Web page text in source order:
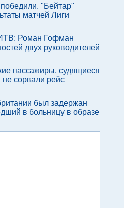
"Бейтар"
матчей Лиги
Роман Гофман
двух руководителей
пассажиры, судящиеся
сорвали рейс
был задержан
в больницу в образе